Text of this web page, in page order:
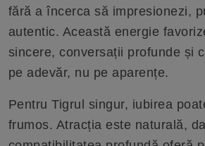
fără a încerca să impresionezi,
autentic. Această energie
sincere, conversații profunde și
pe adevăr, nu pe aparențe.
Pentru Tigrul singur, iubirea
frumos. Atracția este naturală,